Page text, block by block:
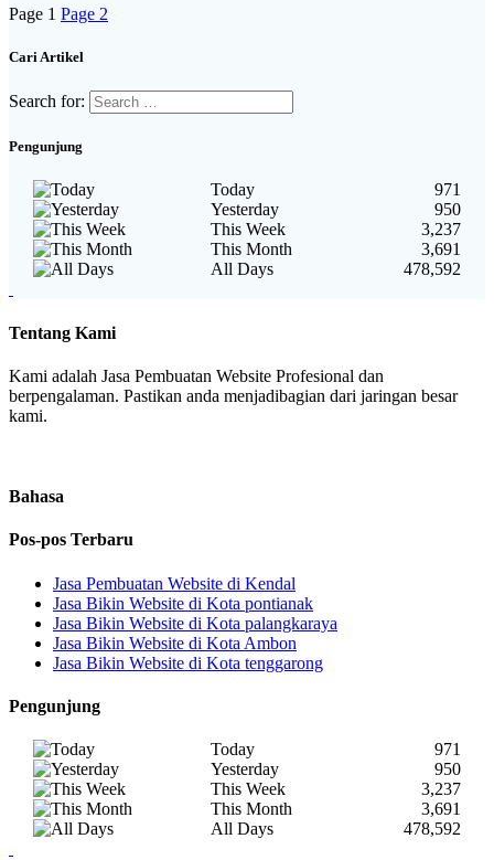
Page 1 Page 2
Cari Artikel
Search for:
Pengunjung
Today
971
Yesterday
950
This Week
3,237
This Month
3,691
All Days
478,592
Tentang Kami
Kami adalah Jasa Pembuatan Website Profesional dan
berpengalaman. Pastikan anda menjadibagian dari jaringan besar
kami.
Bahasa
Pos-pos Terbaru
Jasa Pembuatan Website di Kendal
Jasa Bikin Website di Kota pontianak
Jasa Bikin Website di Kota palangkaraya
Jasa Bikin Website di Kota Ambon
Jasa Bikin Website di Kota tenggarong
Pengunjung
Today
971
Yesterday
950
This Week
3,237
This Month
3,691
All Days
478,592